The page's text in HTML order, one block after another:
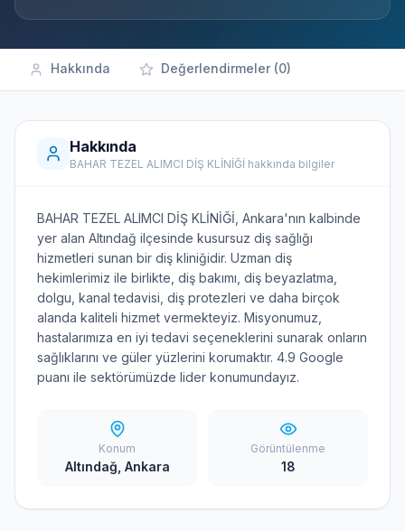
Hakkında Değerlendirmeler (0)
Hakkında
BAHAR TEZEL ALIMCI DİŞ KLİNİĞİ hakkında bilgiler
BAHAR TEZEL ALIMCI DİŞ KLİNİĞİ, Ankara'nın kalbinde
yer alan Altındağ ilçesinde kusursuz diş sağlığı
hizmetleri sunan bir diş kliniğidir. Uzman diş
hekimlerimiz ile birlikte, diş bakımı, diş beyazlatma,
dolgu, kanal tedavisi, diş protezleri ve daha birçok
alanda kaliteli hizmet vermekteyiz. Misyonumuz,
hastalarımıza en iyi tedavi seçeneklerini sunarak onların
sağlıklarını ve güler yüzlerini korumaktır. 4.9 Google
puanı ile sektörümüzde lider konumundayız.
Konum
Altındağ, Ankara
Görüntülenme
18